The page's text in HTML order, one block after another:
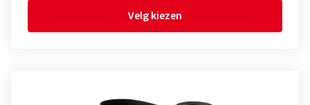
Velg kiezen